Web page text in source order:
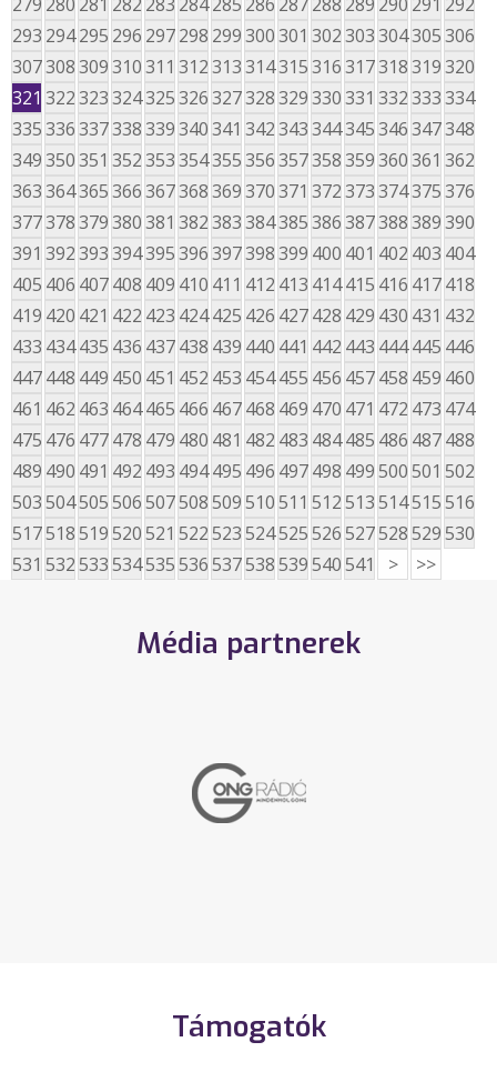
293 294295 296 297298 299300301 302303304305306
307308309310311 312313314315316317318319320
321 322323324325326327328329330331 332333334
335336337338339340341 342343344345346347348
349350351 352353354355356357358359360361 362
363364365366367368369370371 372373374375376
377378379380381 382383384385386387388389390
391 392393394395396397398399 400 401 402 403 404
405 406 407408 409 410 411 412 413 414415 416 417418
419 420 421 422 423 424425 426 427428 429 430 431 432
433 434435 436 437438 439 440 441 442 443 444445 446
447448 449 450 451 452 453 454455 456 457458 459 460
461 462 463 464465 466 467468 469 470 471 472 473 474
475 476 477478 479 480 481 482 483 484485 486 487488
489 490 491 492 493 494495 496 497498 499500501 502
503504505506507508509510511 512513514515516
517518519520521 522523524525526527528529530
531 532533534535536537538539540541 > >>
Média partnerek
Támogatók